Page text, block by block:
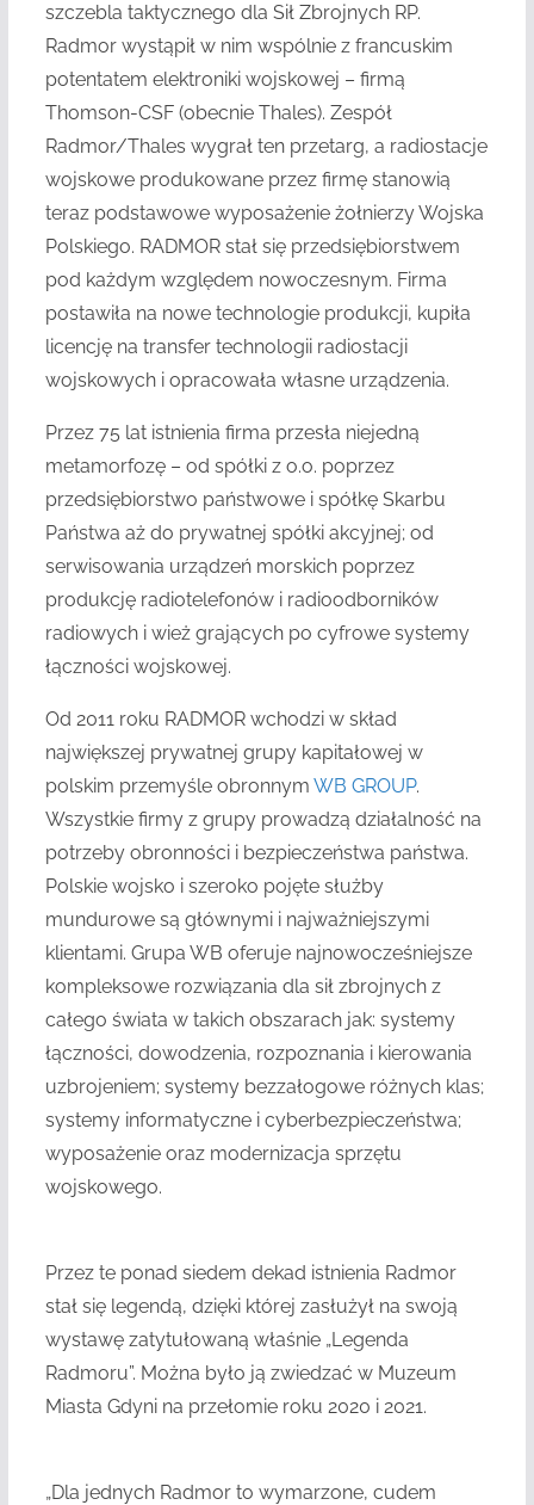
szczebla taktycznego dla Sił Zbrojnych RP.
Radmor wystąpił w nim wspólnie z francuskim
potentatem elektroniki wojskowej – firmą
Thomson-CSF (obecnie Thales). Zespół
Radmor/Thales wygrał ten przetarg, a radiostacje
wojskowe produkowane przez firmę stanowią
teraz podstawowe wyposażenie żołnierzy Wojska
Polskiego. RADMOR stał się przedsiębiorstwem
pod każdym względem nowoczesnym. Firma
postawiła na nowe technologie produkcji, kupiła
licencję na transfer technologii radiostacji
wojskowych i opracowała własne urządzenia.
Przez 75 lat istnienia firma przesła niejedną
metamorfozę – od spółki z o.o. poprzez
przedsiębiorstwo państwowe i spółkę Skarbu
Państwa aż do prywatnej spółki akcyjnej; od
serwisowania urządzeń morskich poprzez
produkcję radiotelefonów i radioodborników
radiowych i wież grających po cyfrowe systemy
łączności wojskowej.
Od 2011 roku RADMOR wchodzi w skład
największej prywatnej grupy kapitałowej w
polskim przemyśle obronnym WB GROUP.
Wszystkie firmy z grupy prowadzą działalność na
potrzeby obronności i bezpieczeństwa państwa.
Polskie wojsko i szeroko pojęte służby
mundurowe są głównymi i najważniejszymi
klientami. Grupa WB oferuje najnowocześniejsze
kompleksowe rozwiązania dla sił zbrojnych z
całego świata w takich obszarach jak: systemy
łączności, dowodzenia, rozpoznania i kierowania
uzbrojeniem; systemy bezzałogowe różnych klas;
systemy informatyczne i cyberbezpieczeństwa;
wyposażenie oraz modernizacja sprzętu
wojskowego.
Przez te ponad siedem dekad istnienia Radmor
stał się legendą, dzięki której zasłużył na swoją
wystawę zatytułowaną właśnie „Legenda
Radmoru”. Można było ją zwiedzać w Muzeum
Miasta Gdyni na przełomie roku 2020 i 2021.
„Dla jednych Radmor to wymarzone, cudem